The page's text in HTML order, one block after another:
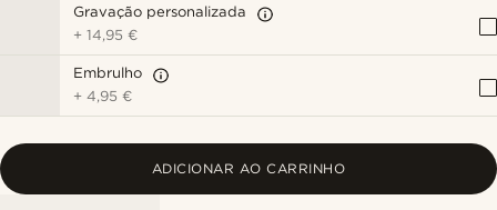
Gravação personalizada
+14,95 €
Embrulho
+4,95 €
ADICIONAR AO CARRINHO